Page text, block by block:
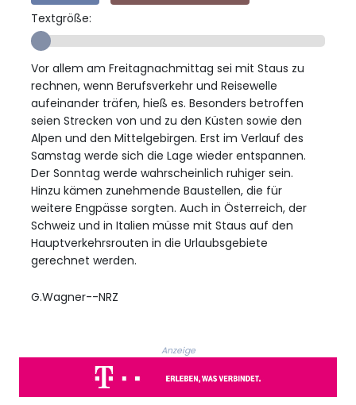
Textgröße:
Vor allem am Freitagnachmittag sei mit Staus zu
rechnen, wenn Berufsverkehr und Reisewelle
aufeinander träfen, hieß es. Besonders betroffen
seien Strecken von und zu den Küsten sowie den
Alpen und den Mittelgebirgen. Erst im Verlauf des
Samstag werde sich die Lage wieder entspannen.
Der Sonntag werde wahrscheinlich ruhiger sein.
Hinzu kämen zunehmende Baustellen, die für
weitere Engpässe sorgten. Auch in Österreich, der
Schweiz und in Italien müsse mit Staus auf den
Hauptverkehrsrouten in die Urlaubsgebiete
gerechnet werden.
G.Wagner--NRZ
Anzeige